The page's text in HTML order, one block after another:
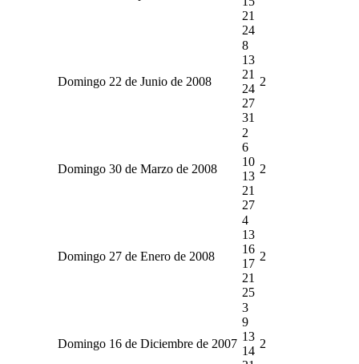
21
24
Domingo 22 de Junio de 2008
8
13
21
24
27
31
2
Domingo 30 de Marzo de 2008
2
6
10
13
21
27
2
Domingo 27 de Enero de 2008
4
13
16
17
21
25
2
Domingo 16 de Diciembre de 2007
3
9
13
14
2